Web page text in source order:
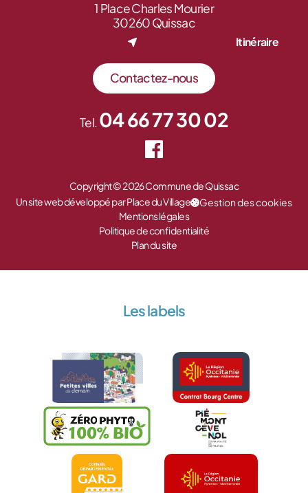
1 Place Charles Mourier
30260 Quissac
Itinéraire
Contactez-nous
Tel.04 66 77 30 02
Copyright © 2026 Commune de Quissac
Un site web développé par Place du Village
Gestion des cookies
Mentions légales
Politique de confidentialité
Plan du site
Les labels